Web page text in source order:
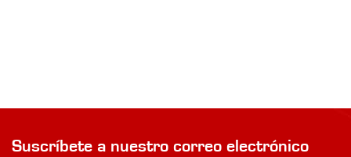
Suscríbete a nuestro correo electrónico